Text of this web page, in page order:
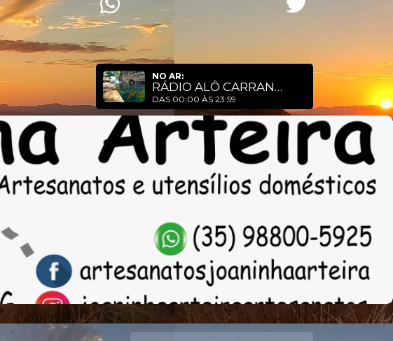
NO AR:
RÁDIO ALÔ CARRANCAS - MOVIDOS POR MÚSICA!
DAS 00:00 ÀS 23:59